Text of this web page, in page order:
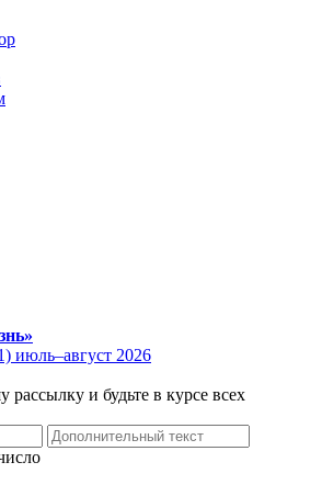
июль–август 2026
и будьте в курсе всех